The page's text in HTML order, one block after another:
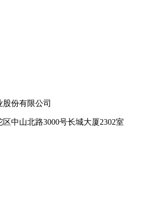
份有限公司
中山北路3000号长城大厦2302室